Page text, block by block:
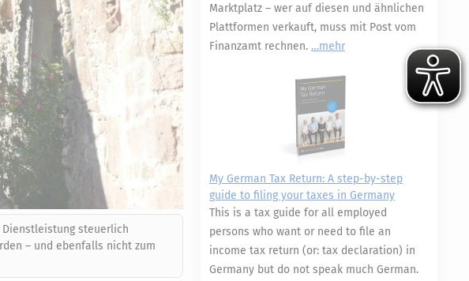
steuerlich
– und ebenfalls nicht zum
Marktplatz – wer auf diesen und ähnlichen
Plattformen verkauft, muss mit Post vom
Finanzamt rechnen.
mehr
My German Tax Return: A step-by-step
guide to filing your taxes in Germany
This is a tax guide for all employed
persons who want or need to file an
income tax return (or: tax declaration) in
Germany but do not speak much German.